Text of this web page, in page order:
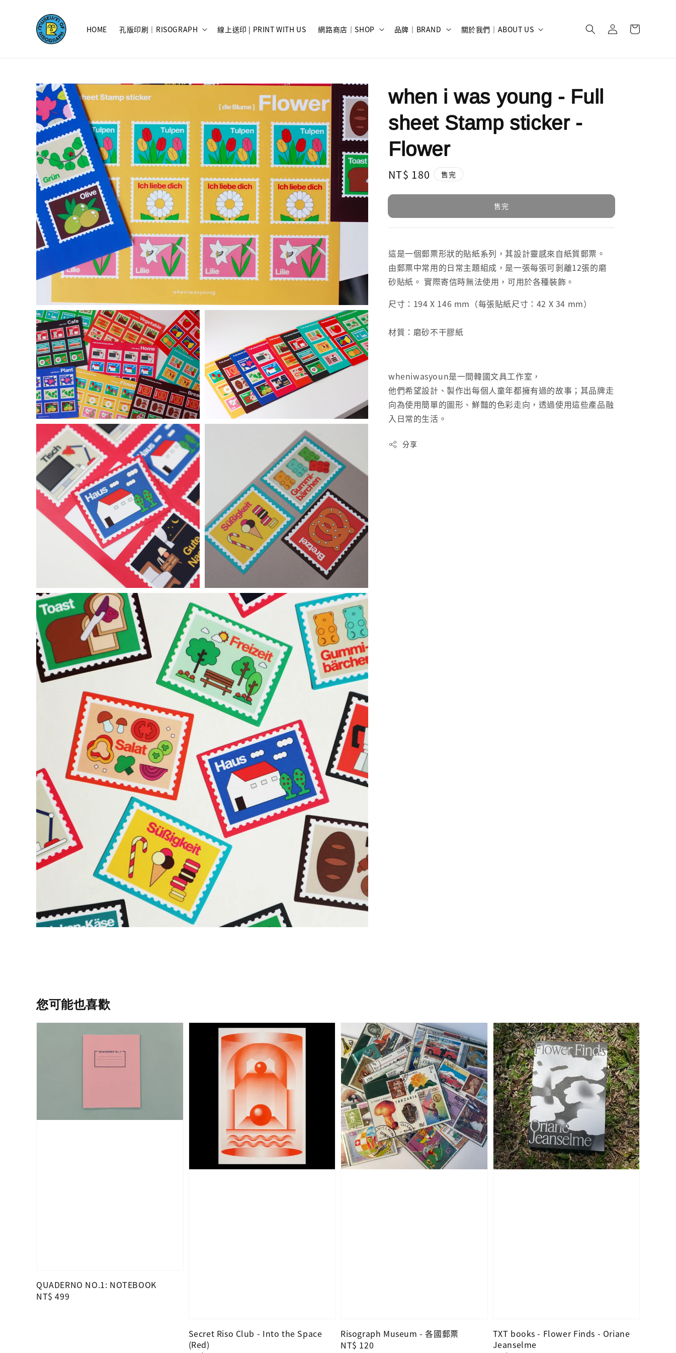
HOME 孔版印刷｜RISOGRAPH 線上送印 | PRINT WITH US 網路商店｜SHOP 品牌｜BRAND 關於我們｜ABOUT US
when i was young - Full
sheet Stamp sticker -
Flower
Regular
NT$ 180 售完
售完
這是一個郵票形狀的貼紙系列，其設計靈感來自紙質郵票。
由郵票中常用的日常主題組成，是一張每張可剝離12張的磨
砂貼紙。 實際寄信時無法使用，可用於各種裝飾。
尺寸：194 X 146 mm（每張貼紙尺寸：42 X 34 mm）
材質：磨砂不干膠紙
wheniwasyoun是一間韓國文具工作室，
他們希望設計、製作出每個人童年都擁有過的故事；其品牌走
向為使用簡單的圖形、鮮豔的色彩走向，透過使用這些產品融
入日常的生活。
分享
您可能也喜歡
QUADERNO NO.1: NOTEBOOK
Regular
NT$ 499
Secret Riso Club - Into the Space
(Red)
Risograph Museum - 各國郵票
Regular
NT$ 120
TXT books - Flower Finds - Oriane
Jeanselme